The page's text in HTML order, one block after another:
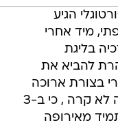
הגיע
מיד אחרי
בליגת
להביא את
בצורת ארוכה
במיוחד שנמשכה עוד מ-2002. זה לא קרה , כי ב-3
מאירופה